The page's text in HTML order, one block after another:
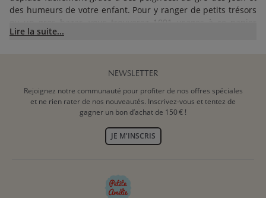
des humeurs de votre enfant. Pour y ranger de petits trésors
ou un gros bazar, vous trouverez 1001 usages à ce panier
rangement jouet, véritables must-have pour toute chambre
C’EST UNE CHAMBRE D’ENFANT
RANGÉE ET JOLIE !
Accessoire pratique, un panier de rangement jouet confère
panier de rangement jouet que propose Petite Amélie, il y en
a pour tous les goûts, tous les âges. Chaque panier de
Lire la suite...
NEWSLETTER
Rejoignez notre communauté pour profiter de nos offres spéciales
et ne rien rater de nos nouveautés. Inscrivez-vous et tentez de
gagner un bon d’achat de 150 € !
JE M'INSCRIS